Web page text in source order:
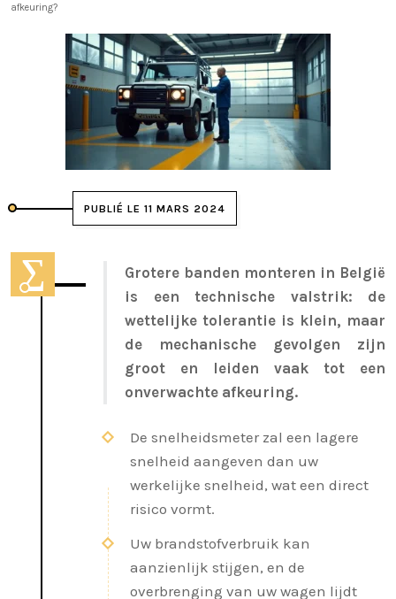
afkeuring?
PUBLIÉ LE 11 MARS 2024
Grotere banden monteren in België
is een technische valstrik: de
wettelijke tolerantie is klein, maar
de mechanische gevolgen zijn
groot en leiden vaak tot een
onverwachte afkeuring.
De snelheidsmeter zal een lagere
snelheid aangeven dan uw
werkelijke snelheid, wat een direct
risico vormt.
Uw brandstofverbruik kan
aanzienlijk stijgen, en de
overbrenging van uw wagen lijdt